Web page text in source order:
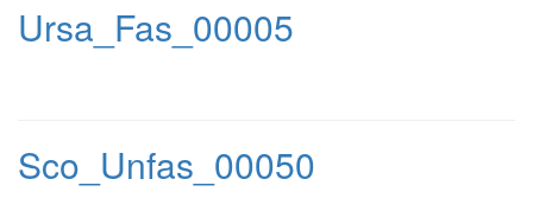
Ursa_Fas_00005
Sco_Unfas_00050